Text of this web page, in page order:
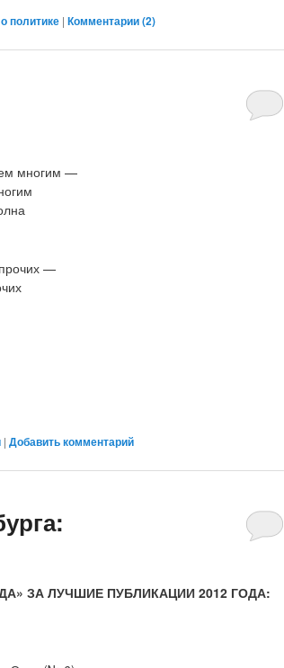
политике | Комментарии (2)
многим —
—
| Добавить комментарий
ЗА ЛУЧШИЕ ПУБЛИКАЦИИ 2012 ГОДА: